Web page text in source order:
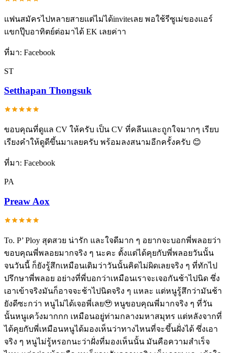
แฟนสมัครไปหลายสายแต่ไม่ได้inviteเลย พอใช้รีซูเม่ของแอร์
แขกปุ๊บอาทิตย์ต่อมาได้ EK เลยค่าา
ที่มา: Facebook
ST
Setthapan Thongsuk
ขอบคุณที่ดูแล CV ให้ครับ เป็น CV ที่คลีนและถูกใจมากๆ เรียบ
เรียงคำให้ดูดีขึ้นมาเลยครับ พร้อมลงสนามอีกครั้งครับ 😊
ที่มา: Facebook
PA
Preaw Aox
To. P’ Ploy สุดสวย น่ารัก และใจดีมาก ๆ อยากจะบอกพี่พลอยว่า
ขอบคุณพี่พลอยมากจริง ๆ นะคะ ตั้งแต่ได้คุยกับพี่พลอยวันนั้น
จนวันนี้ ก็ยังรู้สึกเหมือนเดิมว่าวันนั้นคิดไม่ผิดเลยจริง ๆ ที่ทักไป
ปรึกษาพี่พลอย อย่างที่พี่บอกว่าเหมือนเราจะเจอกันช้าไปนิด ซึ่ง
เอาเข้าจริงมันก็อาจจะช้าไปนิดจริง ๆ แหละ แต่หนูรู้สึกว่ามันช้า
ยังดีซะกว่า หนูไม่ได้เจอพี่เลย🥹 หนูขอบคุณพี่มากจริง ๆ ที่วัน
นั้นหนูเคว้งมากกก เหมือนอยู่ท่ามกลางมหาสมุทร แต่หลังจากที่
ได้คุยกับพี่เหมือนหนูได้มองเห็นว่าทางไหนที่จะขึ้นฝั่งได้ ซึ่งเอา
จริง ๆ หนูไม่รู้หรอกนะว่าฝั่งที่มองเห็นนั้น มันคือความสำเร็จ